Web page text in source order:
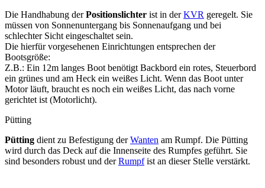
Die Handhabung derPositionslichter ist in derKVR geregelt. Sie
müssen von Sonnenuntergang bis Sonnenaufgang und bei
schlechter Sicht eingeschaltet sein.
Die hierfür vorgesehenen Einrichtungen entsprechen der
Bootsgröße:
Z.B.: Ein 12m langes Boot benötigt Backbord ein rotes, Steuerbord
ein grünes und am Heck ein weißes Licht. Wenn das Boot unter
Motor läuft, braucht es noch ein weißes Licht, das nach vorne
gerichtet ist (Motorlicht).
Pütting
Pütting dient zu Befestigung derWanten am Rumpf. Die Pütting
wird durch das Deck auf die Innenseite des Rumpfes geführt. Sie
sind besonders robust und derRumpfist an dieser Stelle verstärkt.